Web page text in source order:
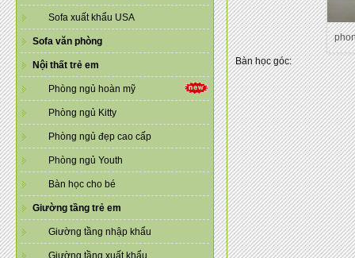
Sofa xuất khẩu USA
Sofa văn phòng
Nội thất trẻ em
Phòng ngủ hoàn mỹ
Phòng ngủ Kitty
Phòng ngủ đẹp cao cấp
Phòng ngủ Youth
Bàn học cho bé
Giường tầng trẻ em
Giường tầng nhập khẩu
Giường tầng xuất khẩu
Bàn học góc: